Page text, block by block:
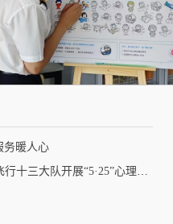
务暖人心